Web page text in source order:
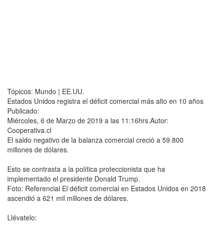
Tópicos: Mundo | EE.UU.
Estados Unidos registra el déficit comercial más alto en 10 años
Publicado:
Miércoles, 6 de Marzo de 2019 a las 11:16hrs.Autor:
Cooperativa.cl
El saldo negativo de la balanza comercial creció a 59.800
millones de dólares.
Esto se contrasta a la política proteccionista que ha
implementado el presidente Donald Trump.
Foto: Referencial El déficit comercial en Estados Unidos en 2018
ascendió a 621 mil millones de dólares.
Llévatelo: